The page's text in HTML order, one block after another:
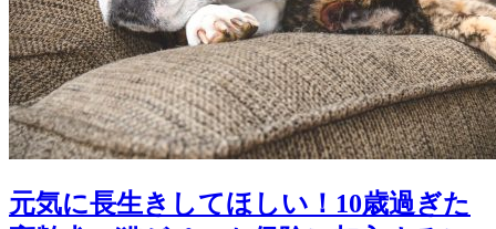
元気に長生きしてほしい！10歳過ぎた